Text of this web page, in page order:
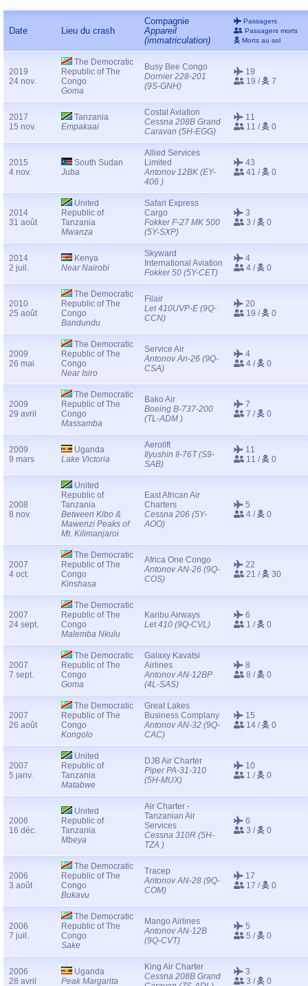
Date Lieu du crash
Compagnie
Appareil
(immatriculation)
Passagers
Passagers morts
Morts au sol
2019
24 nov.
The Democratic
Republic of The
Congo
Goma
Busy Bee Congo
Dornier 228-201
(9S-GNH)
19
19 /
7
2017
15 nov.
Tanzania
Empakaai
Costal Aviation
Cessna 208B Grand
Caravan (5H-EGG)
11
11 /
0
2015
4 nov.
South Sudan
Juba
Allied Services
Limited
Antonov 12BK (EY-
406 )
43
41 /
0
2014
31 août
United
Republic of
Tanzania
Mwanza
Safari Express
Cargo
Fokker F-27 MK 500
(5Y-SXP)
3
3 /
0
2014
2 juil.
Kenya
Near Nairobi
Skyward
International Aviation
Fokker 50 (5Y-CET)
4
4 /
0
2010
25 août
The Democratic
Republic of The
Congo
Bandundu
Filair
Let 410UVP-E (9Q-
CCN)
20
19 /
0
2009
26 mai
The Democratic
Republic of The
Congo
Near Isiro
Service Air
Antonov An-26 (9Q-
CSA)
4
4 /
0
2009
29 avril
The Democratic
Republic of The
Congo
Massamba
Bako Air
Boeing B-737-200
(TL-ADM )
7
7 /
0
2009
9 mars
Uganda
Lake Victoria
Aerolift
Ilyushin Il-76T (S9-
SAB)
11
11 /
0
2008
8 nov.
United
Republic of
Tanzania
Between Kibo &
Mawenzi Peaks of
Mt. Kilimanjaroi
East African Air
Charters
Cessna 206 (5Y-
AOO)
5
4 /
0
2007
4 oct.
The Democratic
Republic of The
Congo
Kinshasa
Africa One Congo
Antonov AN-26 (9Q-
COS)
22
21 /
30
2007
24 sept.
The Democratic
Republic of The
Congo
Malemba Nkulu
Karibu Airways
Let 410 (9Q-CVL)
6
1 /
0
2007
7 sept.
The Democratic
Republic of The
Congo
Goma
Galaxy Kavatsi
Airlines
Antonov AN-12BP
(4L-SAS)
8
8 /
0
2007
26 août
The Democratic
Republic of The
Congo
Kongolo
Great Lakes
Business Complany
Antonov AN-32 (9Q-
CAC)
15
14 /
0
2007
5 janv.
United
Republic of
Tanzania
Matabwe
DJB Air Charter
Piper PA-31-310
(5H-MUX)
10
1 /
0
2006
16 déc.
United
Republic of
Tanzania
Mbeya
Air Charter -
Tanzanian Air
Services
Cessna 310R (5H-
TZA )
6
3 /
0
2006
3 août
The Democratic
Republic of The
Congo
Bukavu
Tracep
Antonov AN-28 (9Q-
COM)
17
17 /
0
2006
7 juil.
The Democratic
Republic of The
Congo
Sake
Mango Airlines
Antonov AN-12B
(9Q-CVT)
5
5 /
0
2006
28 avril
Uganda
Peak Margarita
King Air Charter
Cessna 208B Grand
3
3 /
0